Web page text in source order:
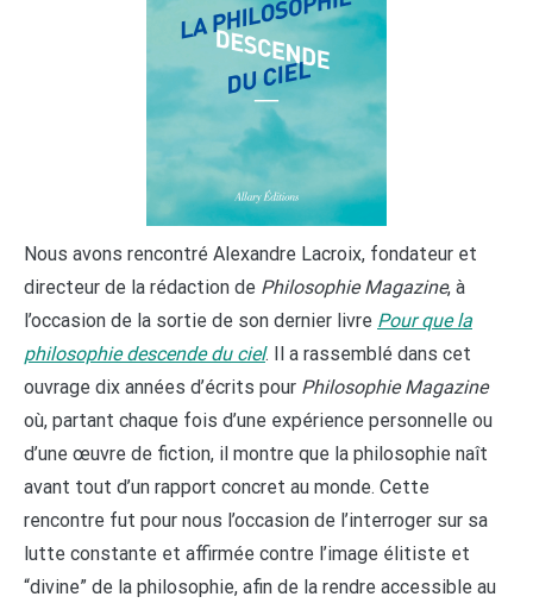
Nous avons rencontré Alexandre Lacroix, fondateur et
directeur de la rédaction de Philosophie Magazine, à
l’occasion de la sortie de son dernier livre Pour que la
philosophie descende du ciel. Il a rassemblé dans cet
ouvrage dix années d’écrits pour Philosophie Magazine
où, partant chaque fois d’une expérience personnelle ou
d’une œuvre de fiction, il montre que la philosophie naît
avant tout d’un rapport concret au monde. Cette
rencontre fut pour nous l’occasion de l’interroger sur sa
lutte constante et affirmée contre l’image élitiste et
“divine” de la philosophie, afin de la rendre accessible au